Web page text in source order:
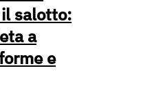
salotto:
a
e